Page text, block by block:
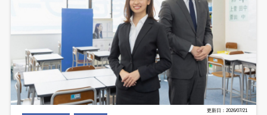
更新日：2026/07/21